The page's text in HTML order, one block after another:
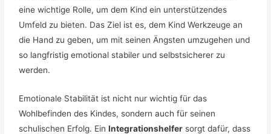
eine wichtige Rolle, um dem Kind ein unterstützendes
Umfeld zu bieten. Das Ziel ist es, dem Kind Werkzeuge an
die Hand zu geben, um mit seinen Ängsten umzugehen und
so langfristig emotional stabiler und selbstsicherer zu
werden.
Emotionale Stabilität ist nicht nur wichtig für das
Wohlbefinden des Kindes, sondern auch für seinen
schulischen Erfolg. EinIntegrationshelfer sorgt dafür, dass